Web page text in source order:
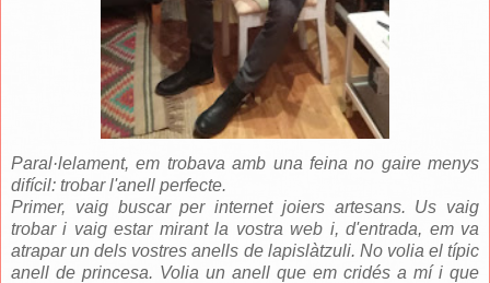
Paral·lelament, em trobava amb una feina no gaire menys
difícil: trobar l'anell perfecte.
Primer, vaig buscar per internet joiers artesans. Us vaig
trobar i vaig estar mirant la vostra web i, d'entrada, em va
atrapar un dels vostres anells de lapislàtzuli. No volia el típic
anell de princesa. Volia un anell que em cridés a mí i que